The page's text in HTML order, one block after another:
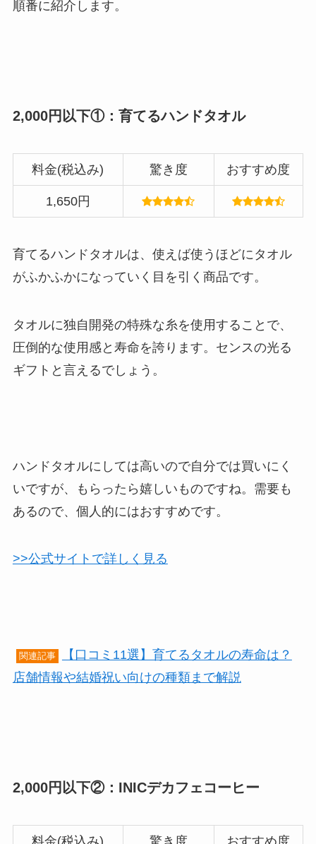
順番に紹介します。
2,000円以下①：育てるハンドタオル
料金(税込み) 驚き度 おすすめ度
1,650円
育てるハンドタオルは、使えば使うほどにタオル
がふかふかになっていく目を引く商品です。
タオルに独自開発の特殊な糸を使用することで、
圧倒的な使用感と寿命を誇ります。センスの光る
ギフトと言えるでしょう。
ハンドタオルにしては高いので自分では買いにく
いですが、もらったら嬉しいものですね。需要も
あるので、個人的にはおすすめです。
>>公式サイトで詳しく見る
関連記事
【口コミ11選】育てるタオルの寿命は？
店舗情報や結婚祝い向けの種類まで解説
2,000円以下②：INICデカフェコーヒー